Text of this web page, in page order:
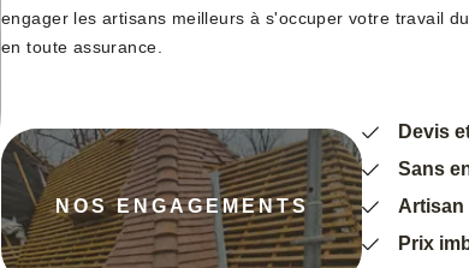
engager les artisans meilleurs à s'occuper votre travail
en toute assurance.
NOS ENGAGEMENTS
Devis
Sans
Artisan
Prix